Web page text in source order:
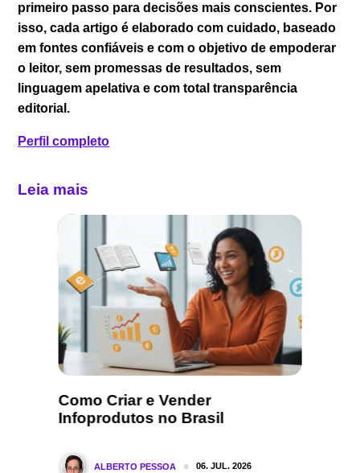
primeiro passo para decisões mais conscientes. Por
isso, cada artigo é elaborado com cuidado, baseado
em fontes confiáveis e com o objetivo de empoderar
o leitor, sem promessas de resultados, sem
linguagem apelativa e com total transparência
editorial.
Perfil completo
Leia mais
Como Criar e Vender
Infoprodutos no Brasil
ALBERTO PESSOA 06. JUL. 2026